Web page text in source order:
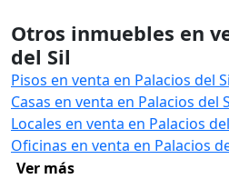
Otros inmuebles en
del Sil
Pisos en venta en Palacios del
Casas en venta en Palacios del
Locales en venta en Palacios
Oficinas en venta en Palacios
Ver más